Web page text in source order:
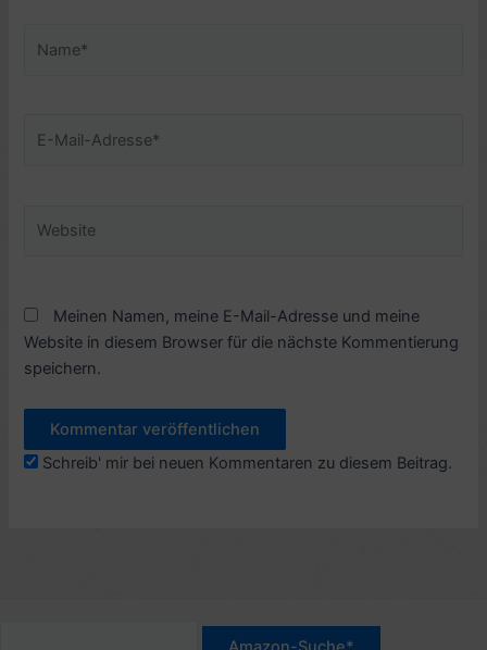
Mail-
Meinen Namen, meine E-Mail-Adresse und meine
Website in diesem Browser für die nächste Kommentierung
speichern.
Schreib' mir bei neuen Kommentaren zu diesem Beitrag.